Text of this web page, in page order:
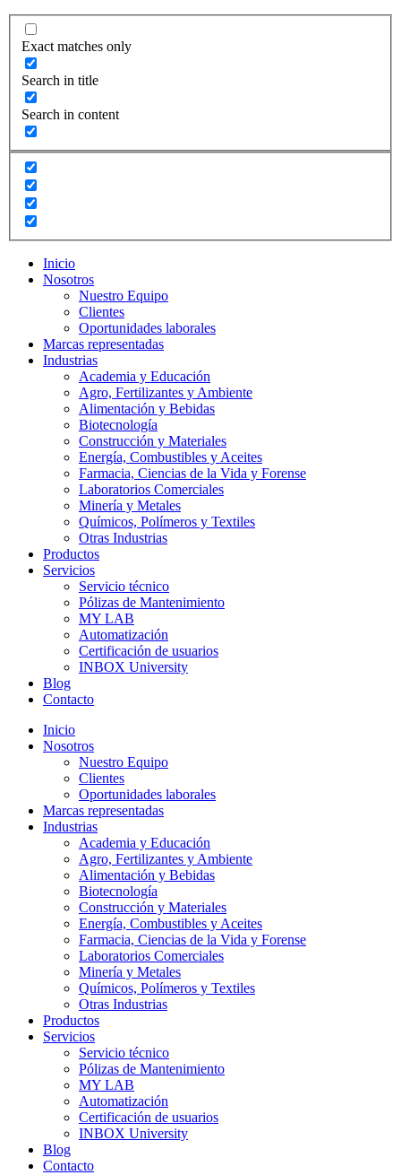
Exact matches only
Search in title
Search in content
Inicio
Nosotros
Nuestro Equipo
Clientes
Oportunidades laborales
Marcas representadas
Industrias
Academia y Educación
Agro, Fertilizantes y Ambiente
Alimentación y Bebidas
Biotecnología
Construcción y Materiales
Energía, Combustibles y Aceites
Farmacia, Ciencias de la Vida y Forense
Laboratorios Comerciales
Minería y Metales
Químicos, Polímeros y Textiles
Otras Industrias
Productos
Servicios
Servicio técnico
Pólizas de Mantenimiento
MY LAB
Automatización
Certificación de usuarios
INBOX University
Blog
Contacto
Inicio
Nosotros
Nuestro Equipo
Clientes
Oportunidades laborales
Marcas representadas
Industrias
Academia y Educación
Agro, Fertilizantes y Ambiente
Alimentación y Bebidas
Biotecnología
Construcción y Materiales
Energía, Combustibles y Aceites
Farmacia, Ciencias de la Vida y Forense
Laboratorios Comerciales
Minería y Metales
Químicos, Polímeros y Textiles
Otras Industrias
Productos
Servicios
Servicio técnico
Pólizas de Mantenimiento
MY LAB
Automatización
Certificación de usuarios
INBOX University
Blog
Contacto